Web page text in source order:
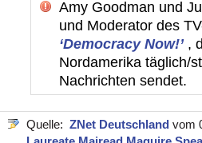
Amy Goodman und
und Moderator des
‘Democracy Now!’ ,
Nordamerika täglich/
Nachrichten sendet.
Quelle: ZNet Deutschland vom